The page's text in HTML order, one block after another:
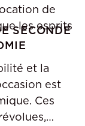
de
les esprits
SECONDE
et la
est
Ces